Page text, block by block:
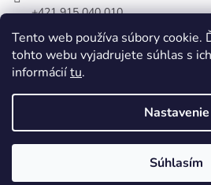
Tento web používa súbory cookie.
tohto webu vyjadrujete súhlas s
informáciítu.
Nastavenie
Súhlasím
+421 915 040 010
Jedalne.sk
jedalne.sk
Vytvoril
Jedálne.sk.